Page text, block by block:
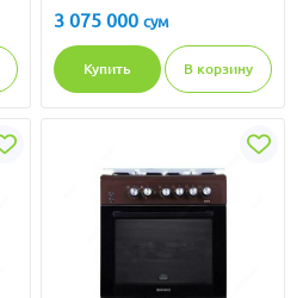
3 075 000 сум
Купить В корзину